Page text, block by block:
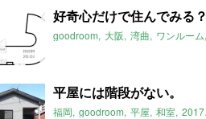
好奇心だけで住んでみる？
goodroom 大阪 湾曲 ワンルーム
平屋には階段がない。
福岡 goodroom 平屋 和室 2017年11月のおすすめ